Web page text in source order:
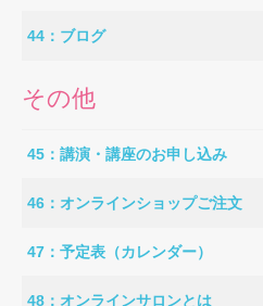
44：ブログ
その他
45：講演・講座のお申し込み
46：オンラインショップご注文
47：予定表（カレンダー）
48：オンラインサロンとは